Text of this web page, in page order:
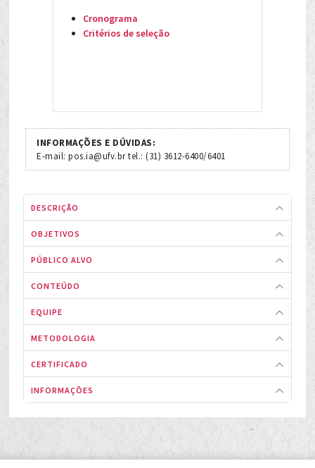
INFORMAÇÕES E DÚVIDAS:
E-mail: pos.ia@ufv.br tel.: (31) 3612-6400/6401
DESCRIÇÃO
OBJETIVOS
PÚBLICO ALVO
CONTEÚDO
EQUIPE
METODOLOGIA
CERTIFICADO
INFORMAÇÕES
Cronograma
Critérios de seleção